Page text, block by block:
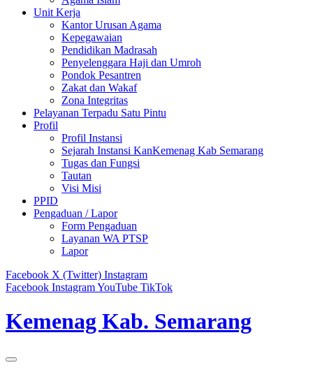
Unit Kerja
Kantor Urusan Agama
Kepegawaian
Pendidikan Madrasah
Penyelenggara Haji dan Umroh
Pondok Pesantren
Zakat dan Wakaf
Zona Integritas
Pelayanan Terpadu Satu Pintu
Profil
Profil Instansi
Sejarah Instansi KanKemenag Kab Semarang
Tugas dan Fungsi
Tautan
Visi Misi
PPID
Pengaduan / Lapor
Form Pengaduan
Layanan WA PTSP
Lapor
Facebook X (Twitter) Instagram
Facebook InstagramYouTube TikTok
Kemenag Kab. Semarang